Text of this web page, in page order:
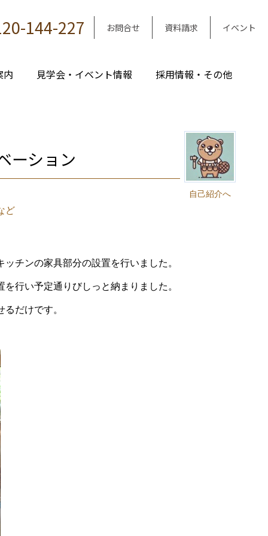
144-227 お問合せ 資料請求 イベント
内 見学会・イベント情報 採用情報・その他
自己紹介へ
ーション
ど
チンの家具部分の設置を行いました。
行い予定通りびしっと納まりました。
だけです。